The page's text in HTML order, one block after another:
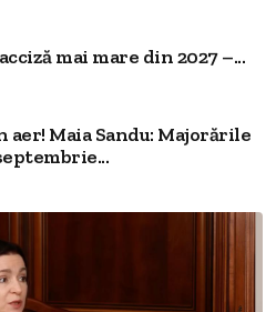
mai mare din 2027 –...
Maia Sandu: Majorările